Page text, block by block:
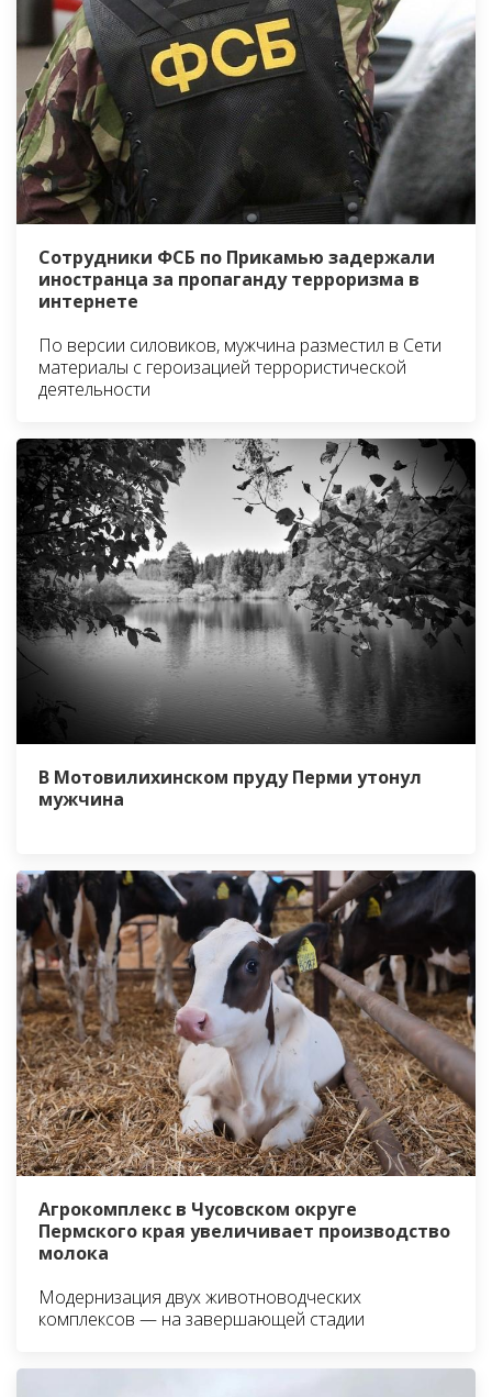
Сотрудники ФСБ по Прикамью задержали
иностранца за пропаганду терроризма в
интернете
По версии силовиков, мужчина разместил в Сети
материалы с героизацией террористической
деятельности
В Мотовилихинском пруду Перми утонул
мужчина
Агрокомплекс в Чусовском округе
Пермского края увеличивает производство
молока
Модернизация двух животноводческих
комплексов — на завершающей стадии